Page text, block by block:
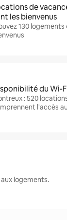
de
les bienvenus
130 logements
du Wi-
: 520
l'accès
logements.